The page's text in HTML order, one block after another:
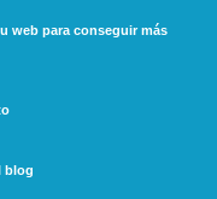
web para conseguir más
blog